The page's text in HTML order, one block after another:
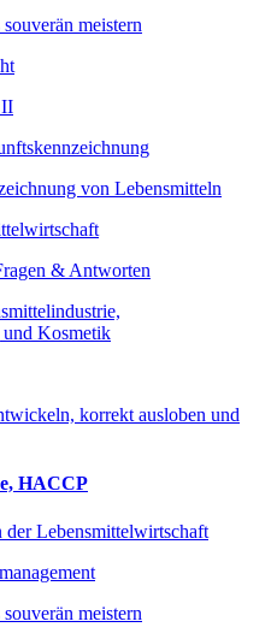
meistern
II
von Lebensmitteln
& Antworten
und Kosmetik
korrekt ausloben und
HACCP
der Lebensmittelwirtschaft
meistern